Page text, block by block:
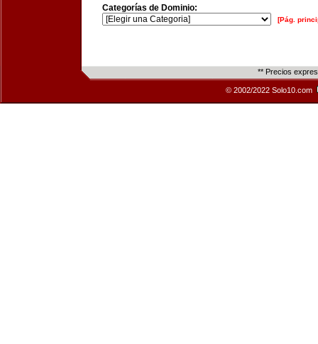
Categorías de Dominio:
[Pág.
** Precios
© 2002/2022 Solo10.com